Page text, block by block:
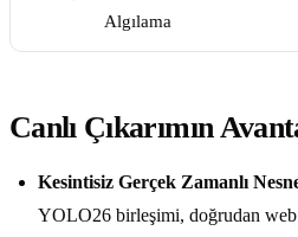
Algılama
Canlı Çıkarımın
Kesintisiz Gerçek Zamanlı
YOLO26 birleşimi, doğrudan web